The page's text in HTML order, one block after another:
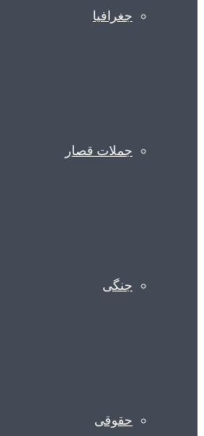
جغرافیا
جملات قصار
جنگی
حقوقی